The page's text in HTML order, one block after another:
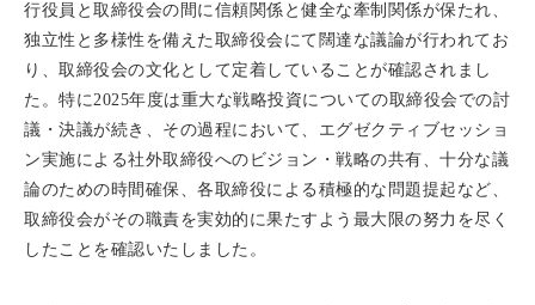
行役員と取締役会の間に信頼関係と健全な牽制関係が保たれ、
独立性と多様性を備えた取締役会にて闊達な議論が行われてお
り、取締役会の文化として定着していることが確認されまし
た。特に2025年度は重大な戦略投資についての取締役会での討
議・決議が続き、その過程において、エグゼクティブセッショ
ン実施による社外取締役へのビジョン・戦略の共有、十分な議
論のための時間確保、各取締役による積極的な問題提起など、
取締役会がその職責を実効的に果たすよう最大限の努力を尽く
したことを確認いたしました。